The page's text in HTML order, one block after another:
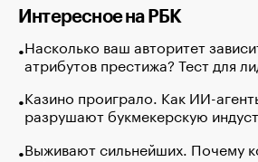
Интересное на РБК
Насколько ваш авторитет
атрибутов престижа? Тест для
Казино проиграло. Как ИИ-
разрушают букмекерскую
Выживают сильнейших. Почему